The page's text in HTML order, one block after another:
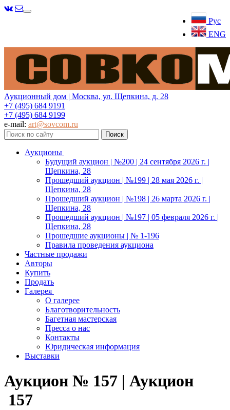
Рус
ENG
Меню
Аукционный дом | Москва, ул. Щепкина, д. 28
+7 (495) 684 9191
+7 (495) 684 9199
e-mail: art@sovcom.ru
Аукционы
Будущий аукцион | №200 | 24 сентября 2026 г. |
Щепкина, 28
Прошедший аукцион | №199 | 28 мая 2026 г. |
Щепкина, 28
Прошедший аукцион | №198 | 26 марта 2026 г. |
Щепкина, 28
Прошедший аукцион | №197 | 05 февраля 2026 г. |
Щепкина, 28
Прошедшие аукционы | № 1-196
Правила проведения аукциона
Частные продажи
Авторы
Купить
Продать
Галерея
О галерее
Благотворительность
Багетная мастерская
Пресса о нас
Контакты
Юридическая информация
Выставки
Аукцион № 157 | Аукцион
157